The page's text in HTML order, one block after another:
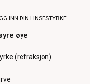
INN DIN LINSESTYRKE:
øye
(refraksjon)